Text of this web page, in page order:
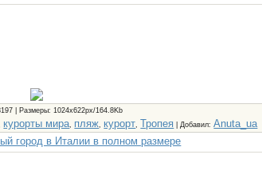
| Размеры: 1024x622px/164.8Kb
курорты мира пляж курорт Тропея Добавил:Anuta_ua
город в Италии в полном размере